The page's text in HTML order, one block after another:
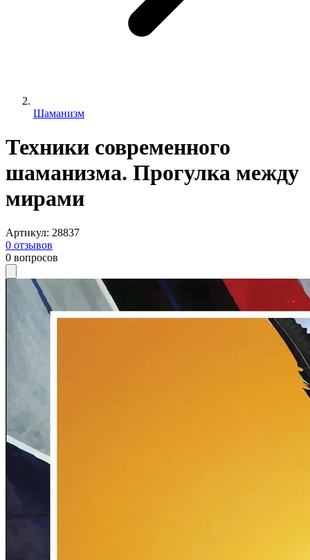
Шаманизм
Техники современного
шаманизма. Прогулка между
мирами
Артикул: 28837
0 отзывов
0 вопросов